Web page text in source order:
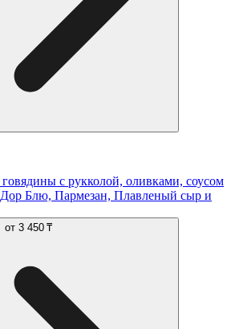
с рукколой, оливками, соусом
Блю, Пармезан, Плавленый сыр и
от 3 450 ₸